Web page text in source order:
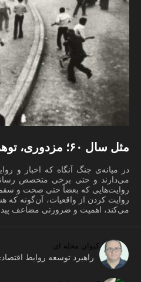
مثل سال ۶۰؛ مزدوری، توهم، ترور
در میانه‌ی جنگ آنگاه که اخبار و
می‌دارند و حتی برخی متخصص
روایت‌هایی که بعضاً حتی صحت و
روایت کردن از واقعیات، آن‌گونه که
می‌کند، اهمیت و ضرورتی مضاعف
کیوان محله ای
راهبرد توسعه روابط